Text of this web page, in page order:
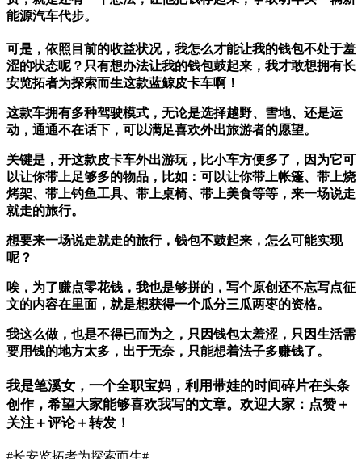
能源汽车代步。
可是，依照目前的收益状况，我怎么才能让我的钱包不处于羞
涩的状态呢？只有想办法让我的钱包鼓起来，我才敢想拥有长
安览拓者为探索而生这款蓝鲸皮卡车啊！
这款车拥有多种驾驶模式，无论是选择越野、雪地、还是运
动，通通不在话下，可以满足喜欢外出旅游者的愿望。
关键是，开这款皮卡车外出游玩，比小车方便多了，因为它可
以让你带上足够多的物品，比如：可以让你带上帐篷、带上烧
烤架、带上钓鱼工具、带上桌椅、带上美食等等，来一场说走
就走的旅行。
想要来一场说走就走的旅行，钱包不鼓起来，怎么可能实现
呢？
唉，为了赚点零花钱，我也是够拼的，写个原创还不忘写点征
文的内容在里面，就是想获得一个瓜分三瓜两枣的资格。
我这么做，也是不得已而为之，只因钱包太羞涩，只因生活需
要用钱的地方太多，出于无奈，只能想着法子多赚钱了。
我是笔溪女，一个全职宝妈，利用带娃的时间碎片在头条
创作，希望大家能够喜欢我写的文章。欢迎大家：点赞＋
关注＋评论＋转发！
#长安览拓者为探索而生#